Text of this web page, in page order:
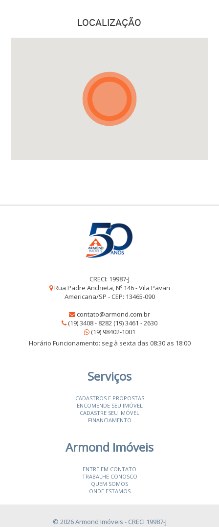
LOCALIZAÇÃO
CRECI: 19987-J
Rua Padre Anchieta, Nº 146 - Vila Pavan
Americana/SP - CEP: 13465-090
contato@armond.com.br
(19) 3408 - 8282 (19) 3461 - 2630
(19) 98402-1001
Horário Funcionamento: seg à sexta das 08:30 as 18:00
Serviços
CADASTROS E PROPOSTAS
ENCOMENDE SEU IMÓVEL
CADASTRE SEU IMÓVEL
FINANCIAMENTO
Armond Imóveis
ENTRE EM CONTATO
TRABALHE CONOSCO
QUEM SOMOS
ONDE ESTAMOS
© 2026 Armond Imóveis - CRECI 19987-J